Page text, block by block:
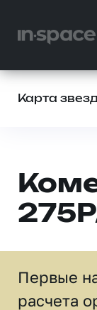
Карта
Первые
расчета